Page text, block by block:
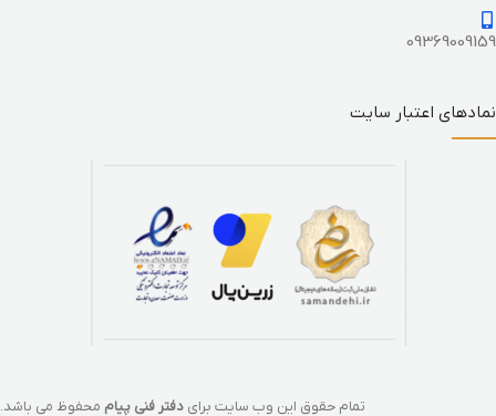
09369009159
نمادهای اعتبار سایت
تمام حقوق این وب سایت برای دفتر فنی پیام محفوظ می باشد.